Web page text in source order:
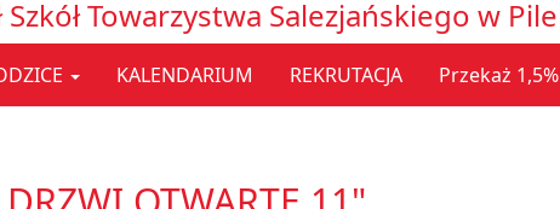
Szkół Towarzystwa Salezjańskiego w Pile
KALENDARIUM REKRUTACJA Przekaż 1,5%